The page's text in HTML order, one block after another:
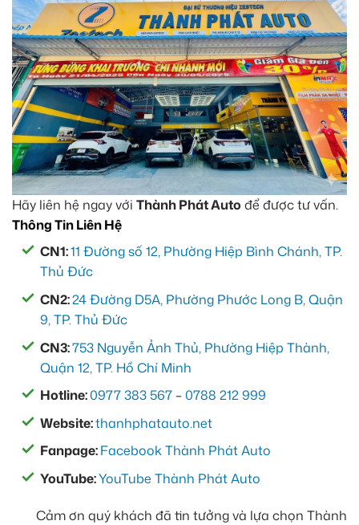
Hãy liên hệ ngay với Thành Phát Auto để được tư vấn.
Thông Tin Liên Hệ
CN1:11 Đường số 12, Phường Hiệp Bình Chánh, TP.
Thủ Đức
CN2:24 Đường D5A, Phường Phước Long B, Quận
9, TP. Thủ Đức
CN3:753 Nguyễn Ảnh Thủ, Phường Hiệp Thành,
Quận 12, TP. Hồ Chí Minh
Hotline:0977 383 567 –0788 212 999
Website:thanhphatauto.net
Fanpage:Facebook Thành Phát Auto
YouTube:YouTube Thành Phát Auto
Cảm ơn quý khách đã tin tưởng và lựa chọn Thành